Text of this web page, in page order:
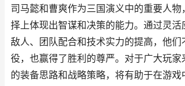
司马懿和曹爽作为三国演义中的重要人物
择上体现出智谋和决策的能力。通过灵活
敌人、团队配合和技术实力的提高，他们
役，也赢得了胜利的尊严。对于广大玩家
的装备思路和战略策略，将有助于在游戏